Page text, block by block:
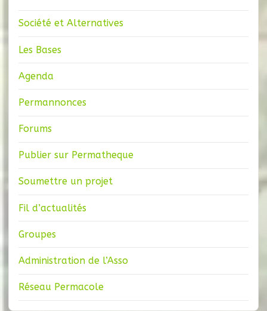
Société et Alternatives
Les Bases
Agenda
Permannonces
Forums
Publier sur Permatheque
Soumettre un projet
Fil d’actualités
Groupes
Administration de l’Asso
Réseau Permacole